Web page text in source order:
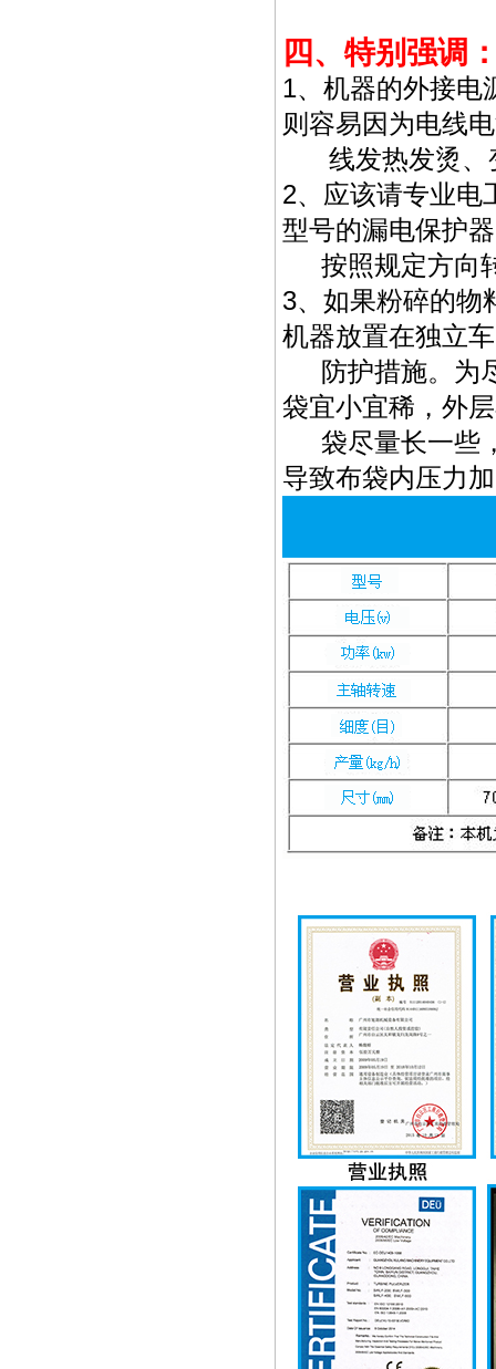
四、特别强调
1、机器的外接电
则容易因为电线
线发热发烫、
2、应该请专业电
型号的漏电保护
按照规定方向
3、如果粉碎的物
机器放置在独立
防护措施。为
袋宜小宜稀，外
袋尽量长一些
导致布袋内压力